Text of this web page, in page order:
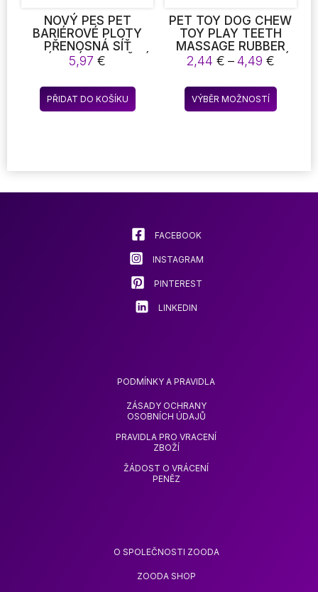
NOVÝ PES PET
BARIÉROVÉ PLOTY
PŘENOSNÁ SÍŤ
SKLÁDACÍ PRODYŠNÁ
SÍŤOVÁ PSÍ BRÁNA
PET SEPARATION
GUARD IZOLOVANÝ
PLOT PSI DĚTSKÝ
5,97€
PŘIDAT DO KOŠÍKU
PET TOY DOG CHEW
TOY PLAY TEETH
MASSAGE RUBBER
BALL INTERAKTIVNÍ
HRAČKA PRO PSY
ČIŠTĚNÍ ZUBŮ MÍČE
2,44€ – 4,49€
2,44 €
až
VÝBĚR MOŽNOSTÍ
Tento
produkt
FACEBOOK
INSTAGRAM
PINTEREST
LINKEDIN
PODMÍNKY A PRAVIDLA
ZÁSADY OCHRANY
OSOBNÍCH ÚDAJŮ
PRAVIDLA PRO VRACENÍ
ZBOŽÍ
ŽÁDOST O VRÁCENÍ
PENĚZ
O SPOLEČNOSTI ZOODA
ZOODA SHOP